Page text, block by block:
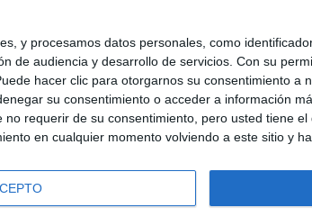
y procesamos datos personales, como
de audiencia y desarrollo de servicios. Con su
hacer clic para otorgarnos su consentimiento a
su consentimiento o acceder a información
requerir de su consentimiento, pero usted tiene
en cualquier momento volviendo a este sitio y
Contacto